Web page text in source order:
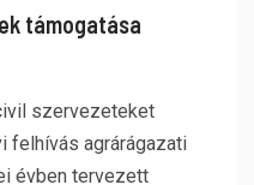
támogatása
szervezeteket
felhívás agrárágazati
évben tervezett